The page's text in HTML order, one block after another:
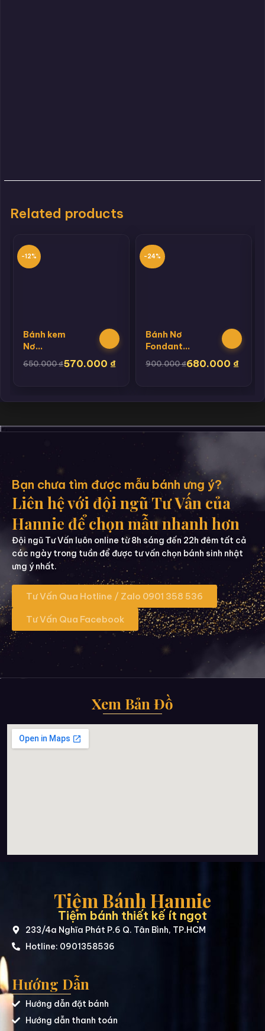
Related products
-12%
Bánh kem
Nơ
Fondant
650.000₫570.000 ₫
-24%
Bánh Nơ
Fondant
Chanel
900.000₫680.000 ₫
Bạn chưa tìm được mẫu bánh ưng ý?
Liên hệ với đội ngũ Tư Vấn của
Hannie để chọn mẫu nhanh hơn
Đội ngũ Tư Vấn luôn online từ 8h sáng đến 22h đêm tất cả
các ngày trong tuần để được tư vấn chọn bánh sinh nhật
ưng ý nhất.
Tư Vấn Qua Hotline / Zalo 0901 358 536
Tư Vấn Qua Facebook
Xem Bản Đồ
Tiệm Bánh Hannie
Tiệm bánh thiết kế ít ngọt
233/4a Nghĩa Phát P.6 Q. Tân Bình, TP.HCM
Hotline: 0901358536
Hướng Dẫn
Hướng dẫn đặt bánh
Hướng dẫn thanh toán